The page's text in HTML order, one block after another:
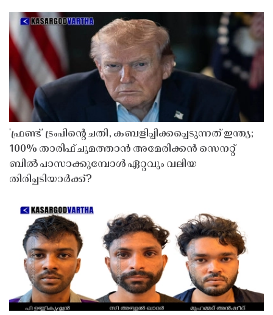
'ഫ്രണ്ട്' ട്രംപിന്റെ ചതി, കബളിപ്പിക്കപ്പെടുന്നത് ഇന്ത്യ;
100% താരിഫ് ചുമത്താൻ അമേരിക്കൻ സെനറ്റ്
ബിൽ പാസാക്കുമ്പോൾ ഏറ്റവും വലിയ
തിരിച്ചടിയാർക്ക്?